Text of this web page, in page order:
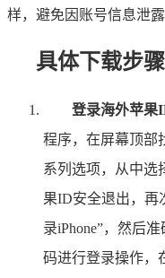
样，避免因账号信息泄
具体下载步骤
登录海外苹果
程序，在屏幕顶部
系列选项，从中选
果ID安全退出，再
录iPhone”，然后
码进行登录操作，